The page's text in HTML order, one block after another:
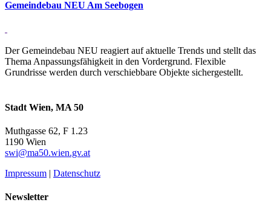
Ge­mein­debau NEU Am See­bogen
Der Gemeindebau NEU reagiert auf aktuelle Trends und stellt das
Thema Anpassungsfähigkeit in den Vordergrund. Flexible
Grundrisse werden durch verschiebbare Objekte sichergestellt.
Stadt Wien, MA 50
Muthgasse 62, F 1.23
1190 Wien
swi@ma50.wien.gv.at
Impressum | Datenschutz
Newsletter